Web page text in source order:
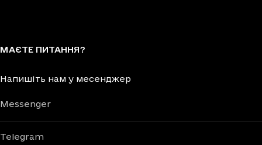
МАЄТЕ ПИТАННЯ?
Напишіть нам у месенджер
Messenger
Telegram